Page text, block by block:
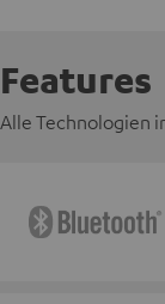
Features
Alle Technologien